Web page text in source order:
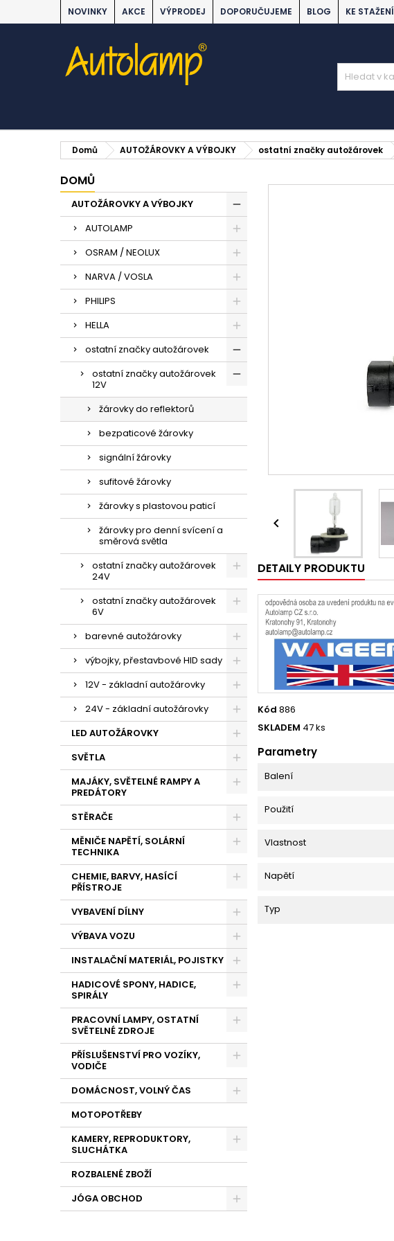
NOVINKY AKCE VÝPRODEJ DOPORUČUJEME BLOG KE STAŽENÍ
Domů AUTOŽÁROVKY A VÝBOJKY ostatní značky autožárovek
DOMŮ
AUTOŽÁROVKY A VÝBOJKY
AUTOLAMP
OSRAM / NEOLUX
NARVA / VOSLA
PHILIPS
HELLA
ostatní značky autožárovek
ostatní značky autožárovek
12V
žárovky do reflektorů
bezpaticové žárovky
signální žárovky
sufitové žárovky
žárovky s plastovou paticí
žárovky pro denní svícení a
směrová světla
ostatní značky autožárovek
24V
ostatní značky autožárovek
6V
barevné autožárovky
výbojky, přestavbové HID sady
12V - základní autožárovky
24V - základní autožárovky
LED AUTOŽÁROVKY
SVĚTLA
MAJÁKY, SVĚTELNÉ RAMPY A
PREDÁTORY
STĚRAČE
MĚNIČE NAPĚTÍ, SOLÁRNÍ
TECHNIKA
CHEMIE, BARVY, HASÍCÍ
PŘÍSTROJE
VYBAVENÍ DÍLNY
VÝBAVA VOZU
INSTALAČNÍ MATERIÁL, POJISTKY
HADICOVÉ SPONY, HADICE,
SPIRÁLY
PRACOVNÍ LAMPY, OSTATNÍ
SVĚTELNÉ ZDROJE
PŘÍSLUŠENSTVÍ PRO VOZÍKY,
VODIČE
DOMÁCNOST, VOLNÝ ČAS
MOTOPOTŘEBY
KAMERY, REPRODUKTORY,
SLUCHÁTKA
ROZBALENÉ ZBOŽÍ
JÓGA OBCHOD

DETAILY PRODUKTU
Kód 886
SKLADEM 47 ks
Parametry
Balení
Použití
Vlastnost
Napětí
Typ